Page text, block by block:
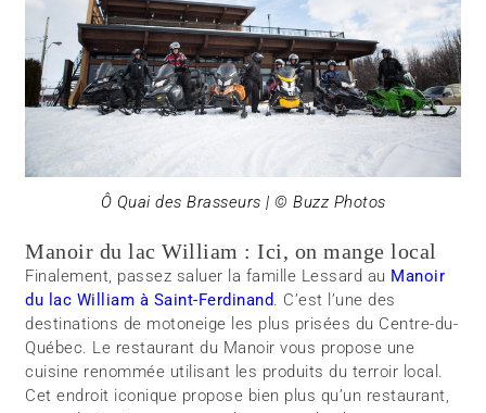
Ô Quai des Brasseurs | © Buzz Photos
Manoir du lac William : Ici, on mange local
Finalement, passez saluer la famille Lessard au Manoir
du lac William à Saint-Ferdinand. C’est l’une des
destinations de motoneige les plus prisées du Centre-du-
Québec. Le restaurant du Manoir vous propose une
cuisine renommée utilisant les produits du terroir local.
Cet endroit iconique propose bien plus qu’un restaurant,